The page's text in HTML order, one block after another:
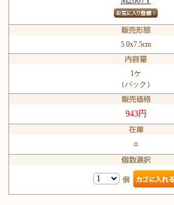
5.0x7.5cm
1ケ
（パック）
943円
○
個